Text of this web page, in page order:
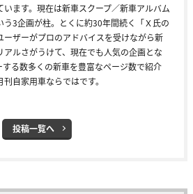
ます。現在は新車スクープ／新車アルバム
う3企画が柱。とくに約30年間続く「Ｘ氏の
ーザーがプロのアドバイスを受けながら新
ルさがうけて、現在でも人気の企画とな
する数多くの新車を豊富なページ数で紹介
自家用車ならではです。
投稿一覧へ